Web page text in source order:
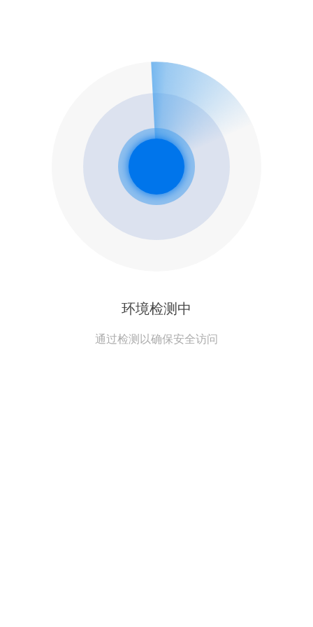
环境检测中
通过检测以确保安全访问